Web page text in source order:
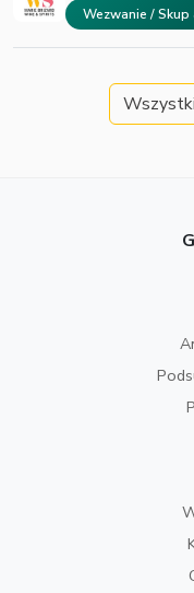
Wezwanie / Skup